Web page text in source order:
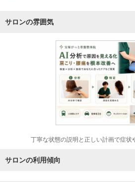
サロンの雰囲気
丁寧な状態の説明と正しい計画で症状
サロンの利用傾向